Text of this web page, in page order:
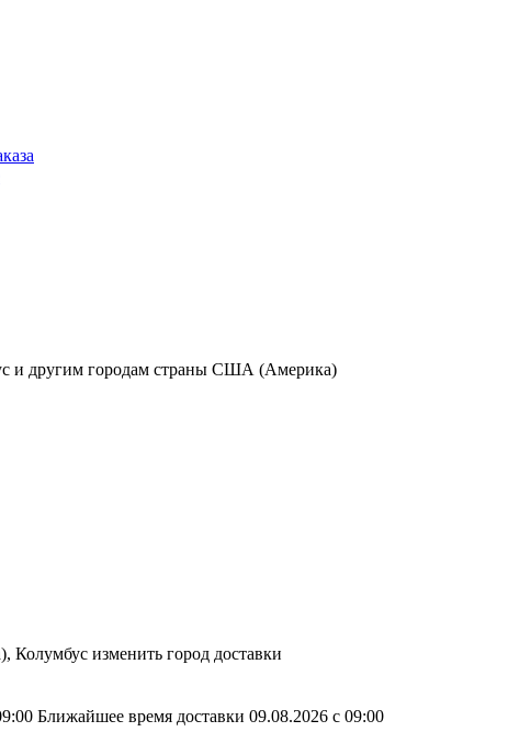
и другим городам страны США (Америка)
Колумбус изменить город доставки
Ближайшее время доставки 09.08.2026 c 09:00